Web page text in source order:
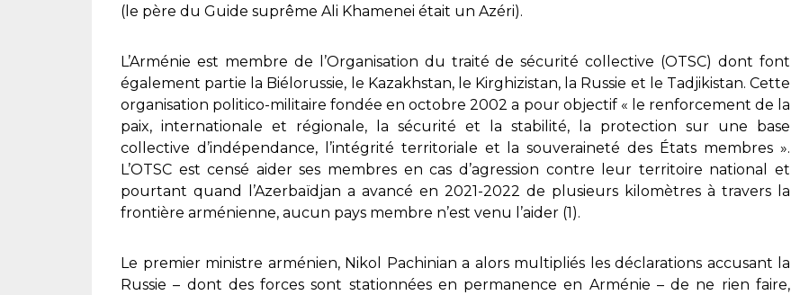
(le père du Guide suprême Ali Khamenei était un Azéri).
L’Arménie est membre de l’Organisation du traité de sécurité collective (OTSC) dont font
également partie la Biélorussie, le Kazakhstan, le Kirghizistan, la Russie et le Tadjikistan. Cette
organisation politico-militaire fondée en octobre 2002 a pour objectif « le renforcement de la
paix, internationale et régionale, la sécurité et la stabilité, la protection sur une base
collective d’indépendance, l’intégrité territoriale et la souveraineté des États membres ».
L’OTSC est censé aider ses membres en cas d’agression contre leur territoire national et
pourtant quand l’Azerbaïdjan a avancé en 2021-2022 de plusieurs kilomètres à travers la
frontière arménienne, aucun pays membre n’est venu l’aider (1).
Le premier ministre arménien, Nikol Pachinian a alors multipliés les déclarations accusant la
Russie – dont des forces sont stationnées en permanence en Arménie – de ne rien faire,